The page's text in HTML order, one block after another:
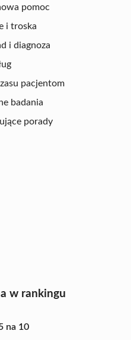
pomoc
i troska
i diagnoza
pacjentom
badania
porady
w rankingu
na 10